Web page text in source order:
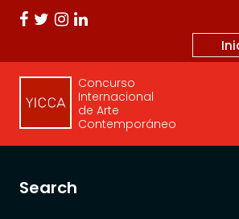
Concurso
Internacional
de Arte
Contemporáneo
Search